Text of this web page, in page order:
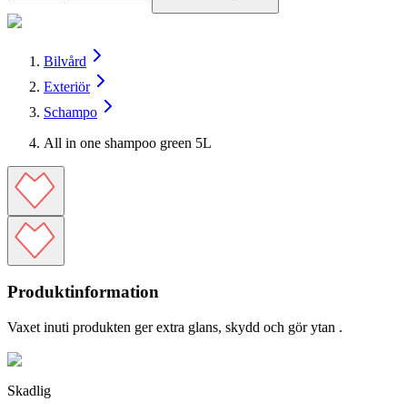
Bilvård
Exteriör
Schampo
All in one shampoo green 5L
Produktinformation
Vaxet inuti produkten ger extra glans, skydd och gör ytan .
Skadlig